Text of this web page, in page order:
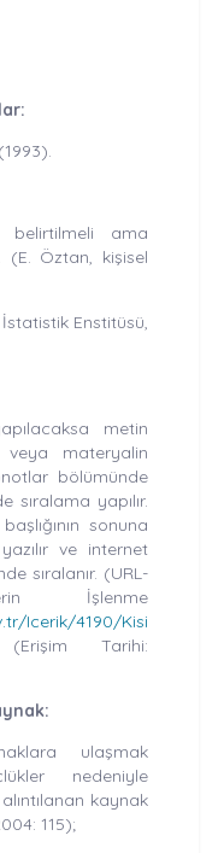
belirtilmeli ama
(E. Öztan, kişisel
Enstitüsü,
metin
veya materyalin
bölümünde
sıralama yapılır.
sonuna
ve internet
sıralanır. (URL-
İşlenme
Icerik/4190/Kisi
Tarihi:
ulaşmak
nedeniyle
kaynak
115);